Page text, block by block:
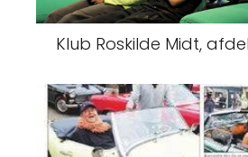
Klub Roskilde Midt,